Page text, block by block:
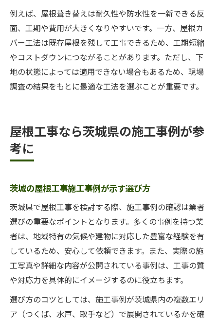
例えば、屋根葺き替えは耐久性や防水性を一新できる反
面、工期や費用が大きくなりやすいです。一方、屋根カ
バー工法は既存屋根を残して工事できるため、工期短縮
やコストダウンにつながることがあります。ただし、下
地の状態によっては適用できない場合もあるため、現場
調査の結果をもとに最適な工法を選ぶことが重要です。
屋根工事なら茨城県の施工事例が参
考に
茨城の屋根工事施工事例が示す選び方
茨城県で屋根工事を検討する際、施工事例の確認は業者
選びの重要なポイントとなります。多くの事例を持つ業
者は、地域特有の気候や建物に対応した豊富な経験を有
しているため、安心して依頼できます。また、実際の施
工写真や詳細な内容が公開されている事例は、工事の質
や対応力を具体的にイメージするのに役立ちます。
選び方のコツとしては、施工事例が茨城県内の複数エリ
ア（つくば、水戸、取手など）で展開されているかを確